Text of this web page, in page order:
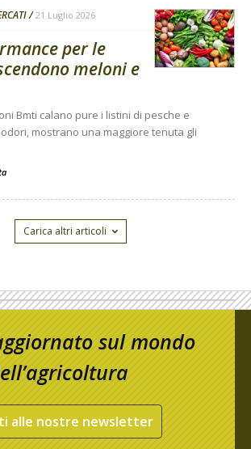
21 Luglio 2026
per le
meloni e
Bmti calano pure i listini di pesche e
mostrano una maggiore tenuta gli
Carica altri articoli
sul mondo
alle nostre newsletter